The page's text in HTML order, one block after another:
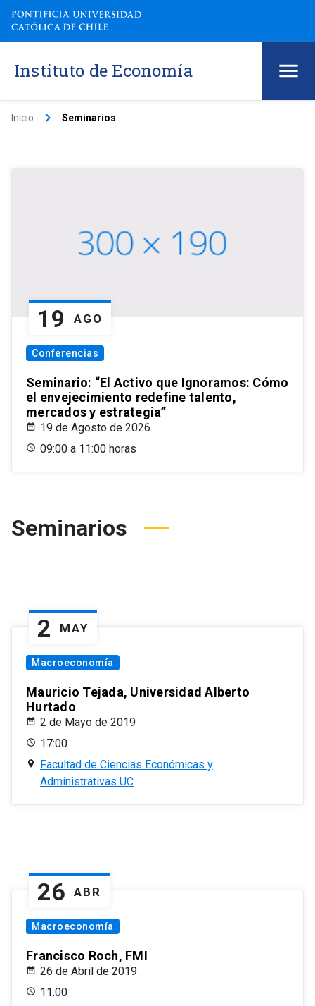
Instituto de Economía
Inicio keyboard_arrow_right Seminarios
19 AGO
Conferencias
Seminario: “El Activo que Ignoramos: Cómo
el envejecimiento redefine talento,
mercados y estrategia”
19 de Agosto de 2026
09:00 a 11:00 horas
Seminarios
2 MAY
Macroeconomía
Mauricio Tejada, Universidad Alberto
Hurtado
2 de Mayo de 2019
17:00
Facultad de Ciencias Económicas y
Administrativas UC
26 ABR
Macroeconomía
Francisco Roch, FMI
26 de Abril de 2019
11:00